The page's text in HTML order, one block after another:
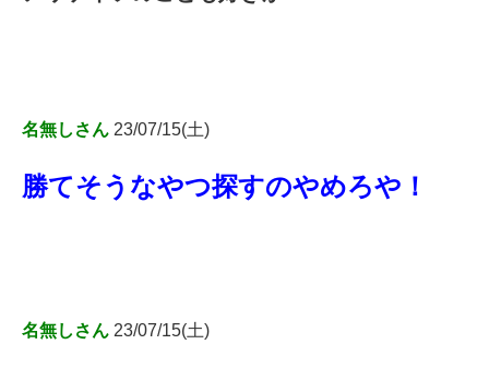
名無しさん 23/07/15(土)
勝てそうなやつ探すのやめろや！
名無しさん 23/07/15(土)